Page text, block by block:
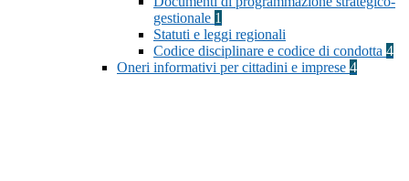
gestionale 1
Statuti e leggi regionali
Codice disciplinare e codice di condotta 4
Oneri informativi per cittadini e imprese 4